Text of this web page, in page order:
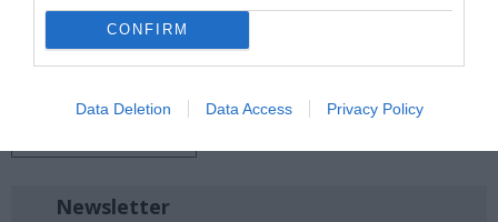
CONFIRM
Data Deletion Data Access Privacy Policy
Νέοι Διαγωνισμοί❯
Tags
Newsletter